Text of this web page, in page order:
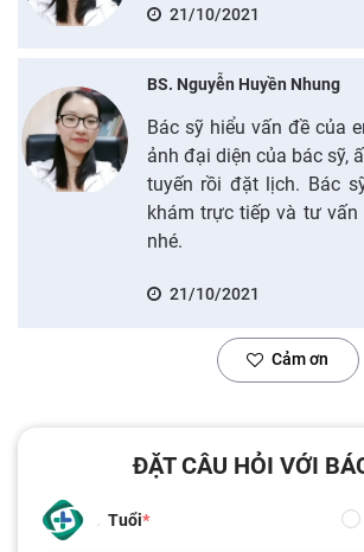
21/10/2021
BS. Nguyễn Huyền Nhung
Bác sỹ hiểu vấn đề của
ảnh đại diện của bác sỹ,
tuyến rồi đặt lịch. Bác
khám trực tiếp và tư vấn
nhé.
21/10/2021
Cảm ơn
ĐẶT CÂU HỎI VỚI
Tuổi